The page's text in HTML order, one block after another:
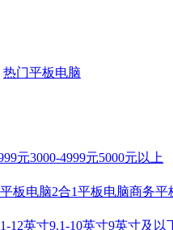
热门平板电脑
元3000-4999元5000元以上
板电脑2合1平板电脑商务平
12英寸9.1-10英寸9英寸及以